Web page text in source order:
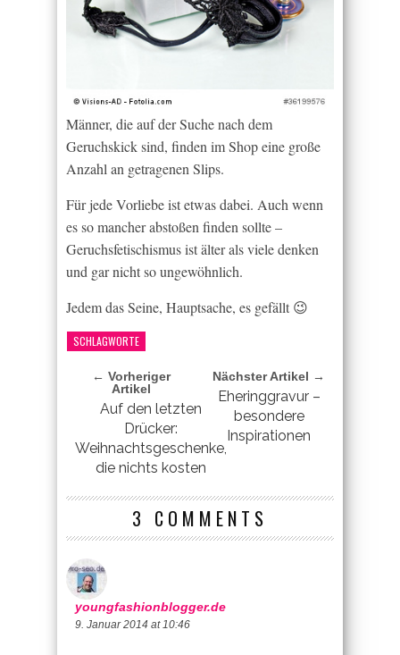
Männer, die auf der Suche nach dem
Geruchskick sind, finden im Shop eine große
Anzahl an getragenen Slips.
Für jede Vorliebe ist etwas dabei. Auch wenn
es so mancher abstoßen finden sollte –
Geruchsfetischismus ist älter als viele denken
und gar nicht so ungewöhnlich.
Jedem das Seine, Hauptsache, es gefällt 😉
SCHLAGWORTE
← Vorheriger
Artikel
Auf den letzten
Drücker:
Weihnachtsgeschenke,
die nichts kosten
Nächster Artikel →
Eheringgravur –
besondere
Inspirationen
3 COMMENTS
youngfashionblogger.de
9. Januar 2014 at 10:46